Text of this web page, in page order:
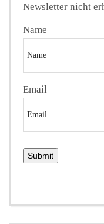
Newsletter nicht
Name
Email